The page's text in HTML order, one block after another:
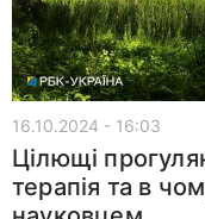
16.10.2024 - 16:03
Цілющі
терапія та в